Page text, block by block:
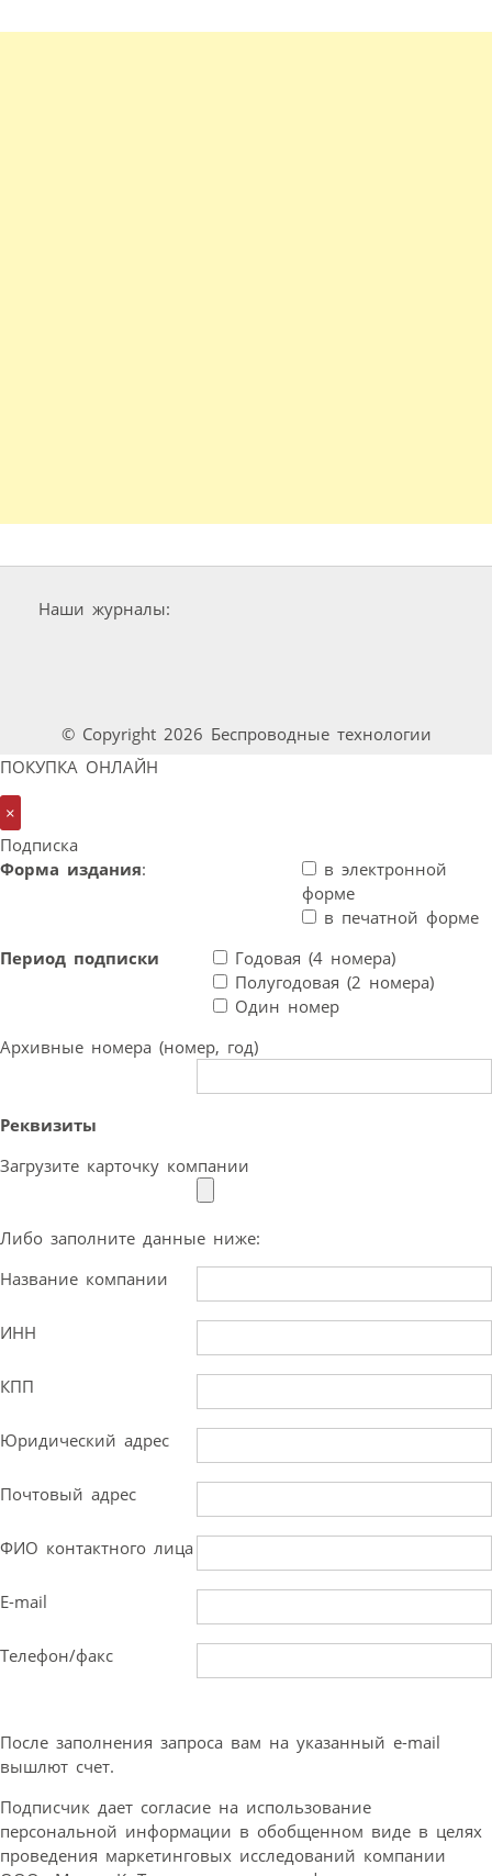
Наши журналы:
© Copyright 2026 Беспроводные технологии
ПОКУПКА ОНЛАЙН
×
Подписка
Форма издания:
в электронной
форме
в печатной форме
Период подписки
Годовая (4 номера)
Полугодовая (2 номера)
Один номер
Архивные номера (номер, год)
Реквизиты
Загрузите карточку компании
Либо заполните данные ниже:
Название компании
ИНН
КПП
Юридический адрес
Почтовый адрес
ФИО контактного лица
E-mail
Телефон/факс
После заполнения запроса вам на указанный e-mail
вышлют счет.
Подписчик дает согласие на использование
персональной информации в обобщенном виде в целях
проведения маркетинговых исследований компании